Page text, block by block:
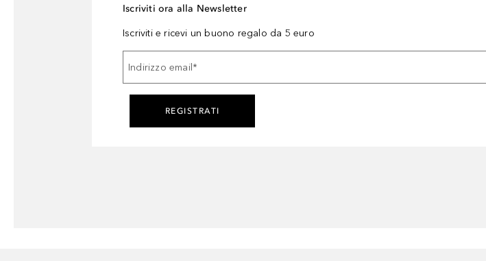
Iscriviti ora alla Newsletter
Iscriviti e ricevi un buono regalo da 5 euro
Indirizzo email *
REGISTRATI